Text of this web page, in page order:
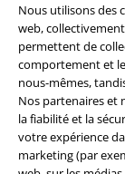
Nous utilisons des
web,
permettent de
comportement et
nous-mêmes,
Nos partenaires et
la fiabilité et la
votre expérience
marketing (par
Légal
Conditions